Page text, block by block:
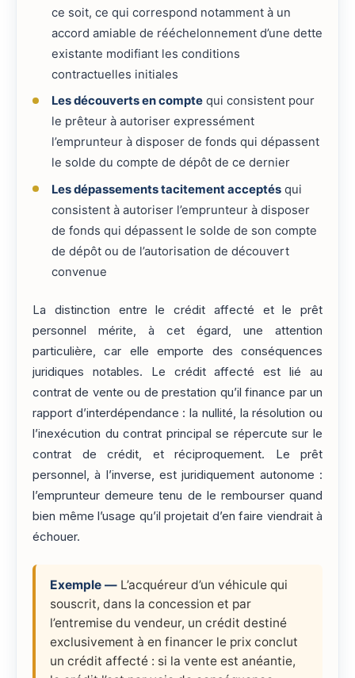
ce soit, ce qui correspond notamment à un
accord amiable de rééchelonnement d’une dette
existante modifiant les conditions
contractuelles initiales
Les découverts en comptequi consistent pour
le prêteur à autoriser expressément
l’emprunteur à disposer de fonds qui dépassent
le solde du compte de dépôt de ce dernier
Les dépassements tacitement acceptésqui
consistent à autoriser l’emprunteur à disposer
de fonds qui dépassent le solde de son compte
de dépôt ou de l’autorisation de découvert
convenue
La distinction entre le crédit affecté et le prêt
personnel mérite, à cet égard, une attention
particulière, car elle emporte des conséquences
juridiques notables. Le crédit affecté est lié au
contrat de vente ou de prestation qu’il finance par un
rapport d’interdépendance : la nullité, la résolution ou
l’inexécution du contrat principal se répercute sur le
contrat de crédit, et réciproquement. Le prêt
personnel, à l’inverse, est juridiquement autonome :
l’emprunteur demeure tenu de le rembourser quand
bien même l’usage qu’il projetait d’en faire viendrait à
échouer.
Exemple — L’acquéreur d’un véhicule qui
souscrit, dans la concession et par
l’entremise du vendeur, un crédit destiné
exclusivement à en financer le prix conclut
un crédit affecté : si la vente est anéantie,